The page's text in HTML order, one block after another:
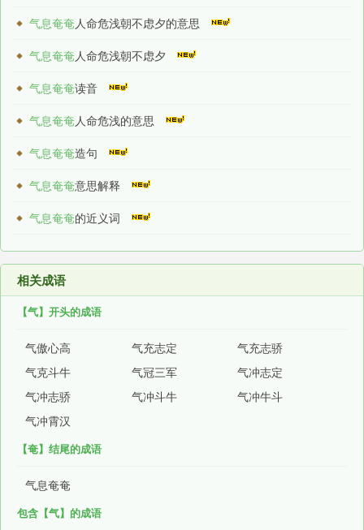
气息奄奄 人命危浅朝不虑夕的意思
气息奄奄 人命危浅朝不虑夕
气息奄奄读音
气息奄奄 人命危浅的意思
气息奄奄造句
气息奄奄意思解释
气息奄奄的近义词
相关成语
【气】开头的成语
气傲心高 气充志定
气充志骄
气克斗牛
气冠三军
气冲志定
气冲志骄
气冲斗牛
气冲牛斗
气冲霄汉
【奄】结尾的成语
气息奄奄
包含【气】的成语